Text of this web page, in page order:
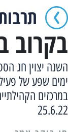
בקרוב
השנה יצוין חג
ימים שפע של
25.6.22